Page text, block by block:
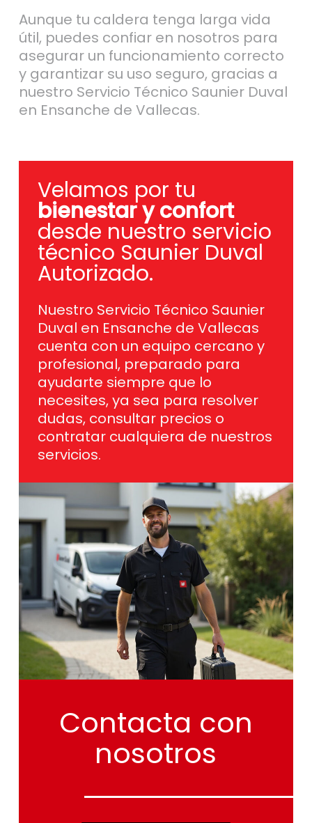
Aunque tu caldera tenga larga vida
útil, puedes confiar en nosotros para
asegurar un funcionamiento correcto
y garantizar su uso seguro, gracias a
nuestro Servicio Técnico Saunier Duval
en Ensanche de Vallecas.
Velamos por tu
bienestar y confort
desde nuestro servicio
técnico Saunier Duval
Autorizado.
Nuestro Servicio Técnico Saunier
Duval en Ensanche de Vallecas
cuenta con un equipo cercano y
profesional, preparado para
ayudarte siempre que lo
necesites, ya sea para resolver
dudas, consultar precios o
contratar cualquiera de nuestros
servicios.
Contacta con
nosotros